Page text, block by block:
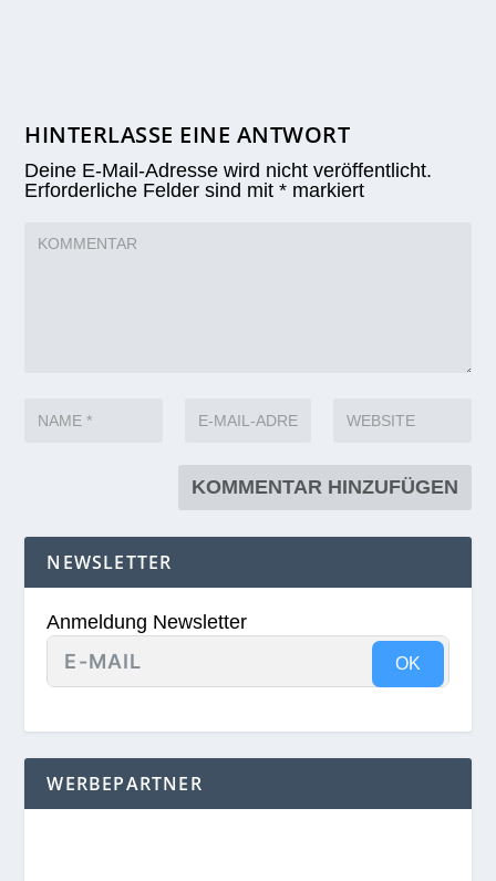
HINTERLASSE EINE ANTWORT
Deine E-Mail-Adresse wird nicht veröffentlicht.
Erforderliche Felder sind mit* markiert
NEWSLETTER
Anmeldung Newsletter
OK
WERBEPARTNER